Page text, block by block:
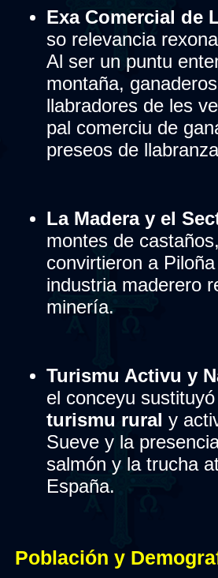
Exa Comercial de
so relevancia
Al ser un puntu
montaña,
llabradores de les
pal comerciu de
preseos de
La Madera y el
montes de
convirtieron a
industria maderero
minería.
Turismu Activu y
el conceyu
turismu rural y
Sueve y la
salmón y la trucha
España.
Población y